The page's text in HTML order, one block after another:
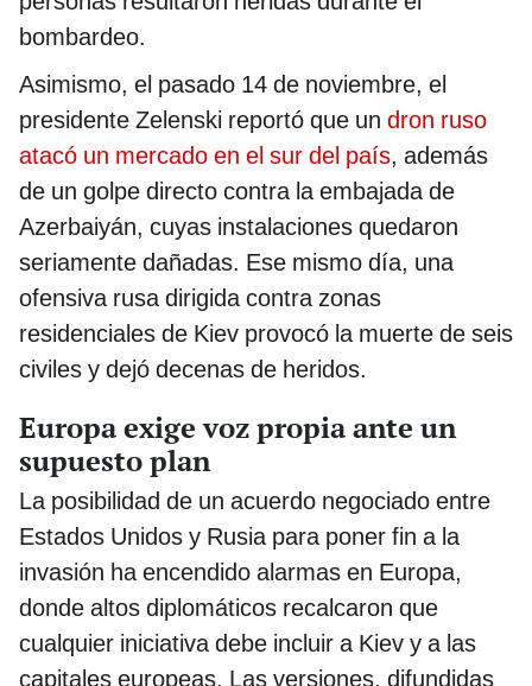
bombardeo.
Asimismo, el pasado 14 de noviembre, el
presidente Zelenski reportó que un dron ruso
atacó un mercado en el sur del país, además
de un golpe directo contra la embajada de
Azerbaiyán, cuyas instalaciones quedaron
seriamente dañadas. Ese mismo día, una
ofensiva rusa dirigida contra zonas
residenciales de Kiev provocó la muerte de seis
civiles y dejó decenas de heridos.
Europa exige voz propia ante un
supuesto plan
La posibilidad de un acuerdo negociado entre
Estados Unidos y Rusia para poner fin a la
invasión ha encendido alarmas en Europa,
donde altos diplomáticos recalcaron que
cualquier iniciativa debe incluir a Kiev y a las
capitales europeas. Las versiones, difundidas